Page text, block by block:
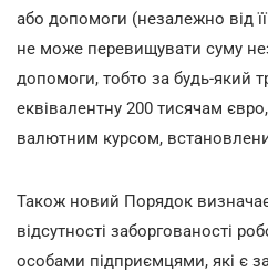
або допомоги (незалежно від
не може перевищувати суму
допомоги, тобто за будь-який
еквівалентну 200 тисячам
валютним курсом,
Також новий Порядок
відсутності заборгованості
особами підприємцями, які є